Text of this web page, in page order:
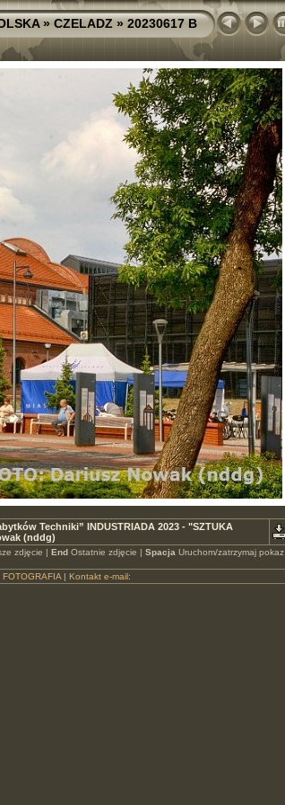
»CZELADZ»20230617 B
Techniki” INDUSTRIADA 2023 - "SZTUKA
(nddg)
zdjęcie | EndOstatnie zdjęcie | Spacja Uruchom/zatrzymaj pokaz
| Kontakt e-mail: